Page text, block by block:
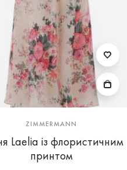
ZIMMERMANN
Laelia із флористичним
принтом